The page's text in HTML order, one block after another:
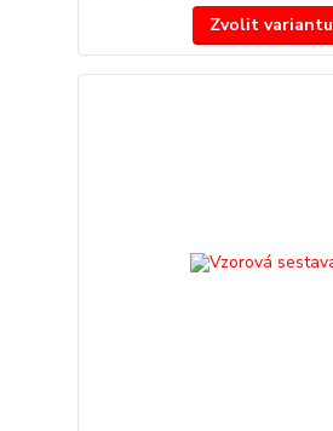
Zvolit variantu